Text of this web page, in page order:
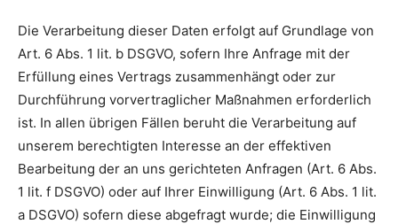
Die Verarbeitung dieser Daten erfolgt auf Grundlage von
Art. 6 Abs. 1 lit. b DSGVO, sofern Ihre Anfrage mit der
Erfüllung eines Vertrags zusammenhängt oder zur
Durchführung vorvertraglicher Maßnahmen erforderlich
ist. In allen übrigen Fällen beruht die Verarbeitung auf
unserem berechtigten Interesse an der effektiven
Bearbeitung der an uns gerichteten Anfragen (Art. 6 Abs.
1 lit. f DSGVO) oder auf Ihrer Einwilligung (Art. 6 Abs. 1 lit.
a DSGVO) sofern diese abgefragt wurde; die Einwilligung